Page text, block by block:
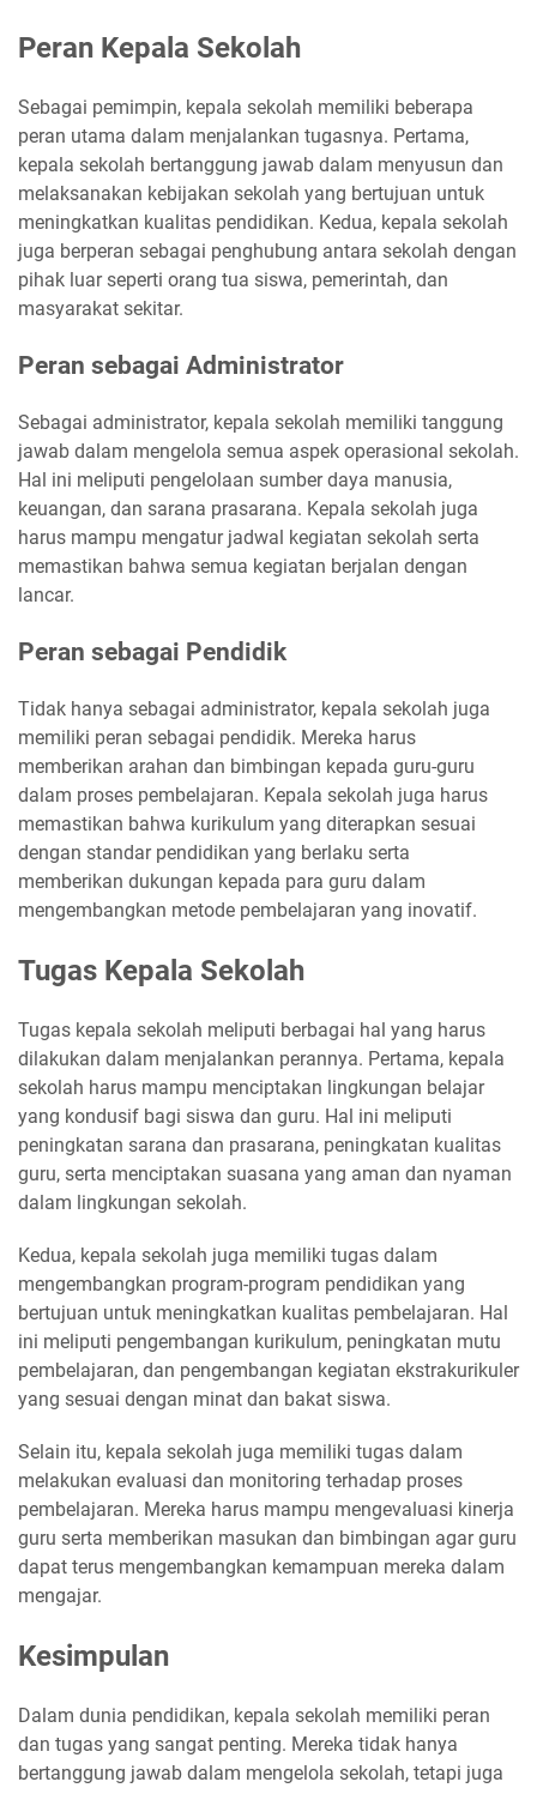
Peran Kepala Sekolah
Sebagai pemimpin, kepala sekolah memiliki beberapa
peran utama dalam menjalankan tugasnya. Pertama,
kepala sekolah bertanggung jawab dalam menyusun dan
melaksanakan kebijakan sekolah yang bertujuan untuk
meningkatkan kualitas pendidikan. Kedua, kepala sekolah
juga berperan sebagai penghubung antara sekolah dengan
pihak luar seperti orang tua siswa, pemerintah, dan
masyarakat sekitar.
Peran sebagai Administrator
Sebagai administrator, kepala sekolah memiliki tanggung
jawab dalam mengelola semua aspek operasional sekolah.
Hal ini meliputi pengelolaan sumber daya manusia,
keuangan, dan sarana prasarana. Kepala sekolah juga
harus mampu mengatur jadwal kegiatan sekolah serta
memastikan bahwa semua kegiatan berjalan dengan
lancar.
Peran sebagai Pendidik
Tidak hanya sebagai administrator, kepala sekolah juga
memiliki peran sebagai pendidik. Mereka harus
memberikan arahan dan bimbingan kepada guru-guru
dalam proses pembelajaran. Kepala sekolah juga harus
memastikan bahwa kurikulum yang diterapkan sesuai
dengan standar pendidikan yang berlaku serta
memberikan dukungan kepada para guru dalam
mengembangkan metode pembelajaran yang inovatif.
Tugas Kepala Sekolah
Tugas kepala sekolah meliputi berbagai hal yang harus
dilakukan dalam menjalankan perannya. Pertama, kepala
sekolah harus mampu menciptakan lingkungan belajar
yang kondusif bagi siswa dan guru. Hal ini meliputi
peningkatan sarana dan prasarana, peningkatan kualitas
guru, serta menciptakan suasana yang aman dan nyaman
dalam lingkungan sekolah.
Kedua, kepala sekolah juga memiliki tugas dalam
mengembangkan program-program pendidikan yang
bertujuan untuk meningkatkan kualitas pembelajaran. Hal
ini meliputi pengembangan kurikulum, peningkatan mutu
pembelajaran, dan pengembangan kegiatan ekstrakurikuler
yang sesuai dengan minat dan bakat siswa.
Selain itu, kepala sekolah juga memiliki tugas dalam
melakukan evaluasi dan monitoring terhadap proses
pembelajaran. Mereka harus mampu mengevaluasi kinerja
guru serta memberikan masukan dan bimbingan agar guru
dapat terus mengembangkan kemampuan mereka dalam
mengajar.
Kesimpulan
Dalam dunia pendidikan, kepala sekolah memiliki peran
dan tugas yang sangat penting. Mereka tidak hanya
bertanggung jawab dalam mengelola sekolah, tetapi juga